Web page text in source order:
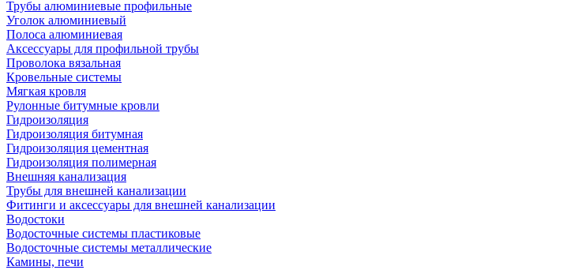
Трубы алюминиевые профильные
Уголок алюминиевый
Полоса алюминиевая
Аксессуары для профильной трубы
Проволока вязальная
Кровельные системы
Мягкая кровля
Рулонные битумные кровли
Гидроизоляция
Гидроизоляция битумная
Гидроизоляция цементная
Гидроизоляция полимерная
Внешняя канализация
Трубы для внешней канализации
Фитинги и аксессуары для внешней канализации
Водостоки
Водосточные системы пластиковые
Водосточные системы металлические
Камины, печи